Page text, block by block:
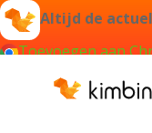
Altijd de
Toevoegen aan